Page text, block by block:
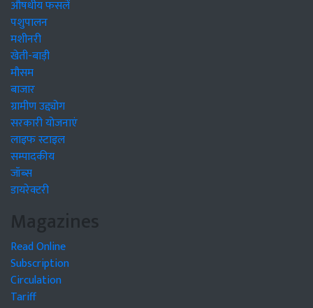
औषधीय फसलें
पशुपालन
मशीनरी
खेती-बाड़ी
मौसम
बाजार
ग्रामीण उद्द्योग
सरकारी योजनाएं
लाइफ स्टाइल
सम्पादकीय
जॉब्स
डायरेक्टरी
Magazines
Read Online
Subscription
Circulation
Tariff